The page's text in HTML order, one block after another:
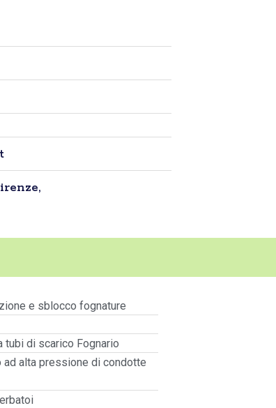
e sblocco fognature
tubi di scarico Fognario
ad alta pressione di condotte